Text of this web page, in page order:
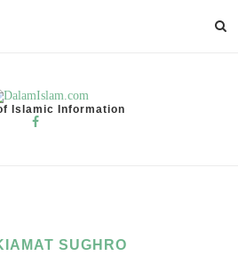
Islamic Information
SUGHRO